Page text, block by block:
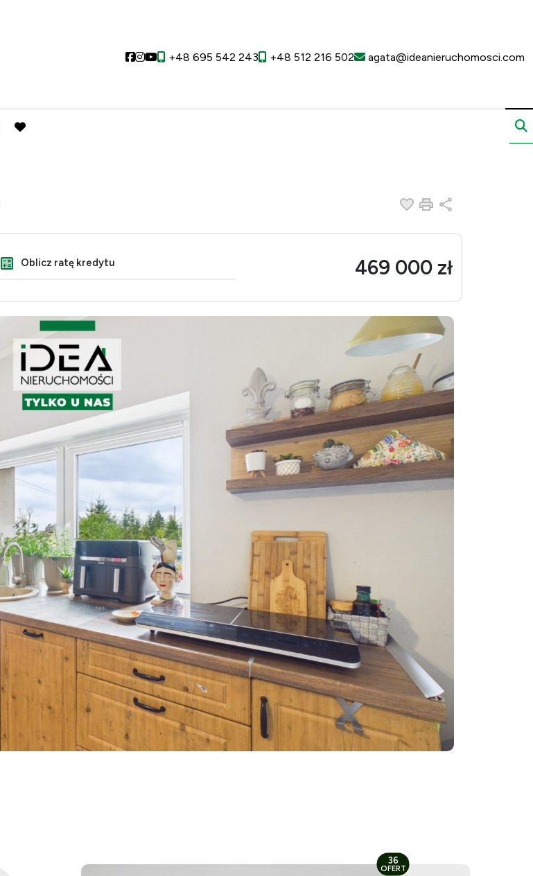
Social link
Social link
Social link
+48 695 542 243 +48 512 216 502 agata@ideanieruchomosci.com
favorite
Dodaj do ulubionych
Drukuj
Oblicz ratę kredytu 469 000 zł
36
OFERT